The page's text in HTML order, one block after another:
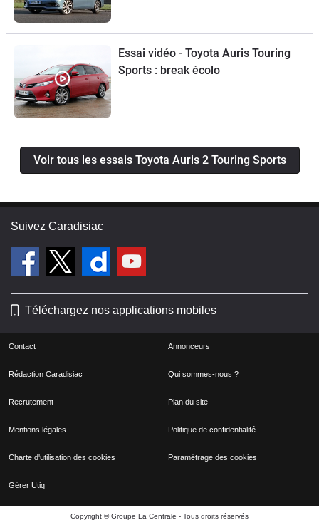
Essai vidéo - Toyota Auris Touring
Sports : break écolo
Voir tous les essais Toyota Auris 2 Touring Sports
Suivez Caradisiac
Téléchargez nos applications mobiles
Contact Annonceurs
Rédaction Caradisiac Qui sommes-nous ?
Recrutement Plan du site
Mentions légales Politique de confidentialité
Charte d'utilisation des cookies Paramétrage des cookies
Gérer Utiq
Copyright © Groupe La Centrale - Tous droits réservés